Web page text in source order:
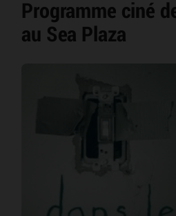
Programme ciné
au Sea Plaza